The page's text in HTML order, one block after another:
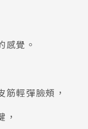
感覺。
輕彈臉頰，
，